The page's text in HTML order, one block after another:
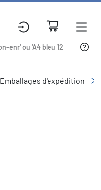
Emballages d'expédition